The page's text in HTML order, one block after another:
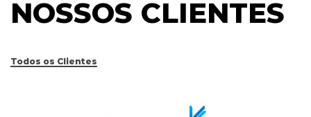
NOSSOS CLIENTES
Todos os Clientes